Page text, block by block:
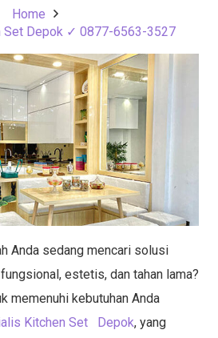
Home
Set Depok ✓ 0877-6563-3527
Anda sedang mencari solusi
estetis, dan tahan lama?
memenuhi kebutuhan Anda
Kitchen Set Depok, yang